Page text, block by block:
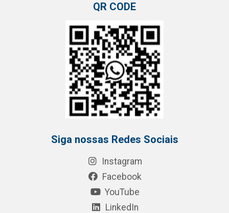
QR CODE
Siga nossas Redes Sociais
Instagram
Facebook
YouTube
LinkedIn